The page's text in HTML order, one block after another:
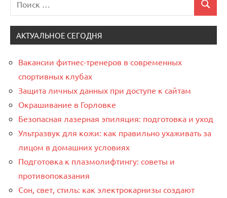
для:
Поиск
АКТУАЛЬНОЕ СЕГОДНЯ
Вакансии фитнес-тренеров в современных
спортивных клубах
Защита личных данных при доступе к сайтам
Окрашивание в Горловке
Безопасная лазерная эпиляция: подготовка и уход
Ультразвук для кожи: как правильно ухаживать за
лицом в домашних условиях
Подготовка к плазмолифтингу: советы и
противопоказания
Сон, свет, стиль: как электрокарнизы создают